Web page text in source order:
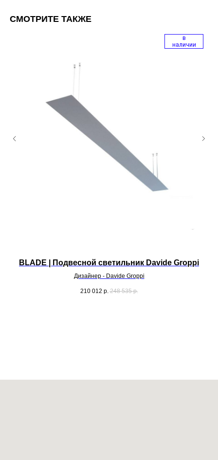
СМОТРИТЕ ТАКЖЕ
в
наличии
BLADE | Подвесной светильник Davide Groppi
Дизайнер - Davide Groppi
210 012 р. 248 535 р.